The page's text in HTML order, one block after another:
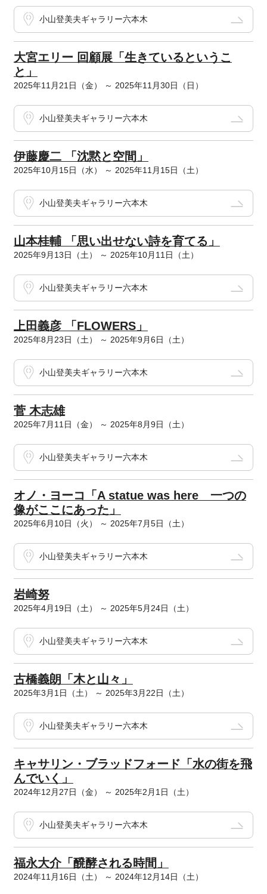
小山登美夫ギャラリー六本木
大宮エリー 回顧展「生きているというこ
と」
2025年11月21日（金） ～ 2025年11月30日（日）
小山登美夫ギャラリー六本木
伊藤慶二 「沈黙と空間」
2025年10月15日（水） ～ 2025年11月15日（土）
小山登美夫ギャラリー六本木
山本桂輔 「思い出せない詩を育てる」
2025年9月13日（土） ～ 2025年10月11日（土）
小山登美夫ギャラリー六本木
上田義彦 「FLOWERS」
2025年8月23日（土） ～ 2025年9月6日（土）
小山登美夫ギャラリー六本木
菅 木志雄
2025年7月11日（金） ～ 2025年8月9日（土）
小山登美夫ギャラリー六本木
オノ・ヨーコ「A statue was here 一つの
像がここにあった」
2025年6月10日（火） ～ 2025年7月5日（土）
小山登美夫ギャラリー六本木
岩崎努
2025年4月19日（土） ～ 2025年5月24日（土）
小山登美夫ギャラリー六本木
古橋義朗「木と山々」
2025年3月1日（土） ～ 2025年3月22日（土）
小山登美夫ギャラリー六本木
キャサリン・ブラッドフォード「水の街を飛
んでいく」
2024年12月27日（金） ～ 2025年2月1日（土）
小山登美夫ギャラリー六本木
福永大介「醗酵される時間」
2024年11月16日（土） ～ 2024年12月14日（土）